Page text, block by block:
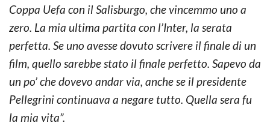
Coppa Uefa con il Salisburgo, che vincemmo uno a
zero. La mia ultima partita con l’Inter, la serata
perfetta. Se uno avesse dovuto scrivere il finale di un
film, quello sarebbe stato il finale perfetto. Sapevo da
un po’ che dovevo andar via, anche se il presidente
Pellegrini continuava a negare tutto. Quella sera fu
la mia vita”.